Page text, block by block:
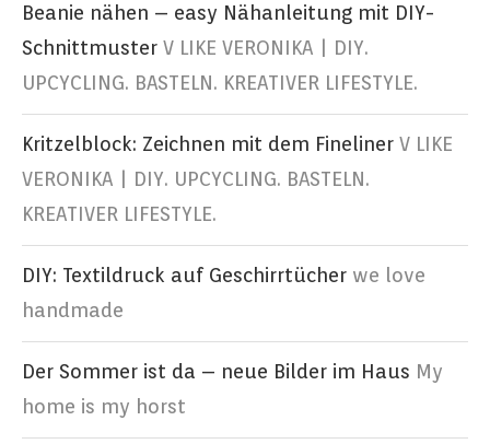
Beanie nähen – easy Nähanleitung mit DIY-
Schnittmuster V LIKE VERONIKA | DIY.
UPCYCLING. BASTELN. KREATIVER LIFESTYLE.
Kritzelblock: Zeichnen mit dem Fineliner V LIKE
VERONIKA | DIY. UPCYCLING. BASTELN.
KREATIVER LIFESTYLE.
DIY: Textildruck auf Geschirrtücher we love
handmade
Der Sommer ist da – neue Bilder im Haus My
home is my horst